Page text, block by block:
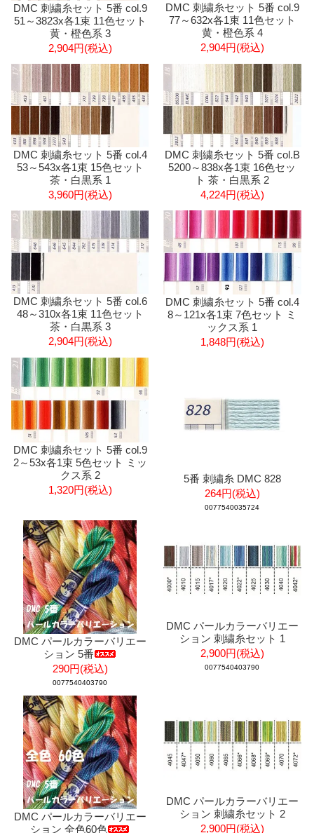
DMC 刺繍糸セット 5番 col.9
51～3823x各1束 11色セット
黄・橙色系 3
2,904円(税込)
DMC 刺繍糸セット 5番 col.9
77～632x各1束 11色セット
黄・橙色系 4
2,904円(税込)
DMC 刺繍糸セット 5番 col.4
53～543x各1束 15色セット
茶・白黒系 1
3,960円(税込)
DMC 刺繍糸セット 5番 col.B
5200～838x各1束 16色セッ
ト 茶・白黒系 2
4,224円(税込)
DMC 刺繍糸セット 5番 col.6
48～310x各1束 11色セット
茶・白黒系 3
2,904円(税込)
DMC 刺繍糸セット 5番 col.4
8～121x各1束 7色セット ミ
ックス系 1
1,848円(税込)
DMC 刺繍糸セット 5番 col.9
2～53x各1束 5色セット ミッ
クス系 2
1,320円(税込)
5番 刺繍糸 DMC 828
264円(税込)
0077540035724
DMC パールカラーバリエー
ション 5番
290円(税込)
0077540403790
DMC パールカラーバリエー
ション 刺繍糸セット 1
2,900円(税込)
0077540403790
DMC パールカラーバリエー
ション 全色60色
DMC パールカラーバリエー
ション 刺繍糸セット 2
2,900円(税込)